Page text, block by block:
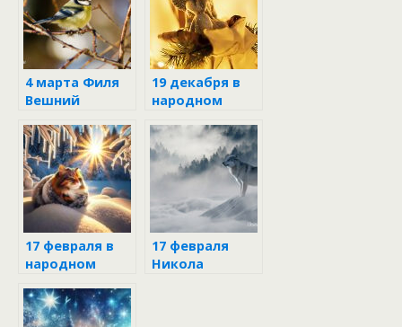
4 марта Филя
Вешний
19 декабря в
народном
17 февраля в
народном
Никола
Студёный
17 февраля
Никола